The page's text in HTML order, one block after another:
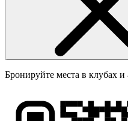
Бронируйте места в клубах